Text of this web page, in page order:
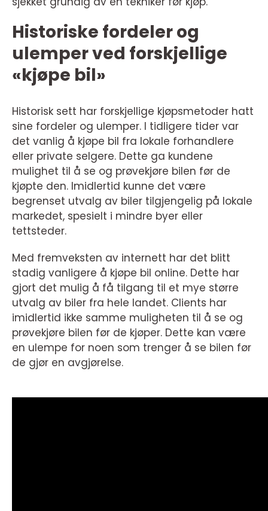
Historiske fordeler og
ulemper ved forskjellige
«kjøpe bil»
Historisk sett har forskjellige kjøpsmetoder hatt
sine fordeler og ulemper. I tidligere tider var
det vanlig å kjøpe bil fra lokale forhandlere
eller private selgere. Dette ga kundene
mulighet til å se og prøvekjøre bilen før de
kjøpte den. Imidlertid kunne det være
begrenset utvalg av biler tilgjengelig på lokale
markedet, spesielt i mindre byer eller
tettsteder.
Med fremveksten av internett har det blitt
stadig vanligere å kjøpe bil online. Dette har
gjort det mulig å få tilgang til et mye større
utvalg av biler fra hele landet. Clients har
imidlertid ikke samme muligheten til å se og
prøvekjøre bilen før de kjøper. Dette kan være
en ulempe for noen som trenger å se bilen før
de gjør en avgjørelse.